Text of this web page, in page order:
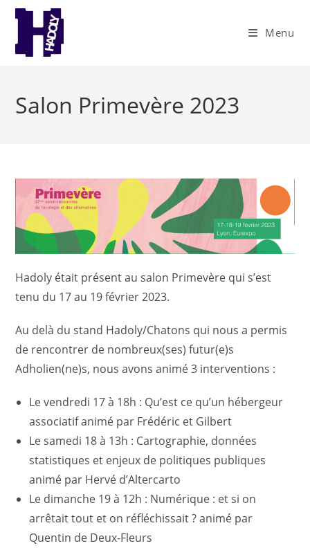
Skip
content
Menu
Salon Primevère 2023
Hadoly était présent au salon Primevère qui s’est
tenu du 17 au 19 février 2023.
Au delà du stand Hadoly/Chatons qui nous a permis
de rencontrer de nombreux(ses) futur(e)s
Adholien(ne)s, nous avons animé 3 interventions :
Le vendredi 17 à 18h : Qu’est ce qu’un hébergeur
associatif animé par Frédéric et Gilbert
Le samedi 18 à 13h : Cartographie, données
statistiques et enjeux de politiques publiques
animé par Hervé d’Altercarto
Le dimanche 19 à 12h : Numérique : et si on
arrêtait tout et on réfléchissait ? animé par
Quentin de Deux-Fleurs